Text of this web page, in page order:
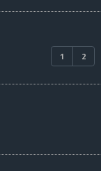
1 2